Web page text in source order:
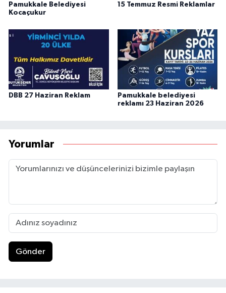
Pamukkale Belediyesi
Kocaçukur
15 Temmuz Resmi Reklamlar
DBB 27 Haziran Reklam
Pamukkale belediyesi
reklamı 23 Haziran 2026
Yorumlar
Gönder